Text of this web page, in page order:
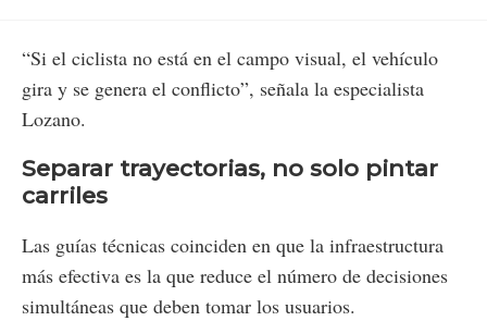
“Si el ciclista no está en el campo visual, el vehículo
gira y se genera el conflicto”, señala la especialista
Lozano.
Separar trayectorias, no solo pintar
carriles
Las guías técnicas coinciden en que la infraestructura
más efectiva es la que reduce el número de decisiones
simultáneas que deben tomar los usuarios.